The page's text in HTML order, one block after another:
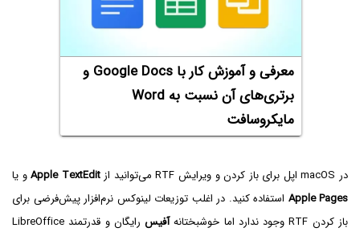
معرفی و آموزش کار با Google Docs و
برتری‌های آن نسبت به Word
مایکروسافت
در macOS اپل برای باز کردن و ویرایش RTF می‌توانید از Apple TextEditو یا
Apple Pages استفاده کنید. در اغلب توزیعات لینوکس نرم‌افزار پیش‌فرضی برای
باز کردن RTF وجود ندارد اما خوشبختانه
آفیس
رایگان و قدرتمند LibreOffice